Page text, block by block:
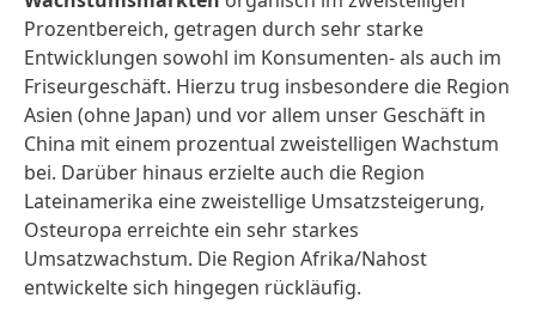
Prozentbereich, getragen durch sehr starke
Entwicklungen sowohl im Konsumenten- als auch im
Friseurgeschäft. Hierzu trug insbesondere die Region
Asien (ohne Japan) und vor allem unser Geschäft in
China mit einem prozentual zweistelligen Wachstum
bei. Darüber hinaus erzielte auch die Region
Lateinamerika eine zweistellige Umsatzsteigerung,
Osteuropa erreichte ein sehr starkes
Umsatzwachstum. Die Region Afrika/Nahost
entwickelte sich hingegen rückläufig.